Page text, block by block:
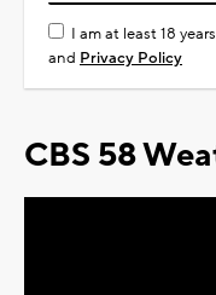
I am at least 18
and Privacy Policy
CBS 58